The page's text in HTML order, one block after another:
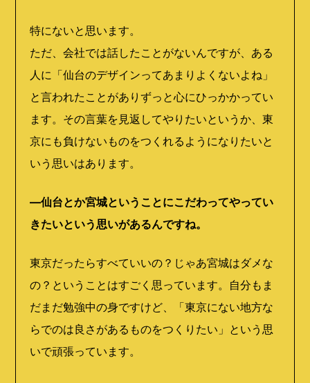
特にないと思います。
ただ、会社では話したことがないんですが、ある
人に「仙台のデザインってあまりよくないよね」
と言われたことがありずっと心にひっかかってい
ます。その言葉を見返してやりたいというか、東
京にも負けないものをつくれるようになりたいと
いう思いはあります。
―仙台とか宮城ということにこだわってやってい
きたいという思いがあるんですね。
東京だったらすべていいの？じゃあ宮城はダメな
の？ということはすごく思っています。自分もま
だまだ勉強中の身ですけど、「東京にない地方な
らでのは良さがあるものをつくりたい」という思
いで頑張っています。